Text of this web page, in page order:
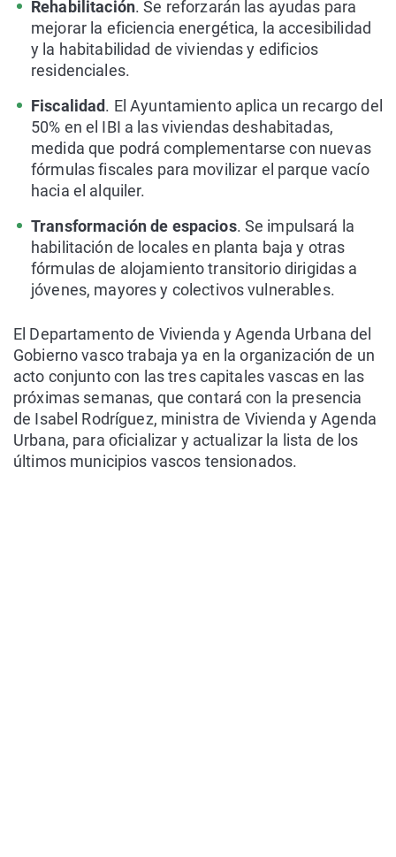
Rehabilitación. Se reforzarán las ayudas para
mejorar la eficiencia energética, la accesibilidad
y la habitabilidad de viviendas y edificios
residenciales.
Fiscalidad. El Ayuntamiento aplica un recargo del
50% en el IBI a las viviendas deshabitadas,
medida que podrá complementarse con nuevas
fórmulas fiscales para movilizar el parque vacío
hacia el alquiler.
Transformación de espacios. Se impulsará la
habilitación de locales en planta baja y otras
fórmulas de alojamiento transitorio dirigidas a
jóvenes, mayores y colectivos vulnerables.
El Departamento de Vivienda y Agenda Urbana del
Gobierno vasco trabaja ya en la organización de un
acto conjunto con las tres capitales vascas en las
próximas semanas, que contará con la presencia
de Isabel Rodríguez, ministra de Vivienda y Agenda
Urbana, para oficializar y actualizar la lista de los
últimos municipios vascos tensionados.